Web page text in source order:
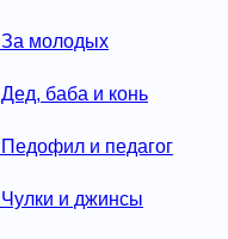
За молодых
Дед, баба и конь
Педофил и педагог
Чулки и джинсы